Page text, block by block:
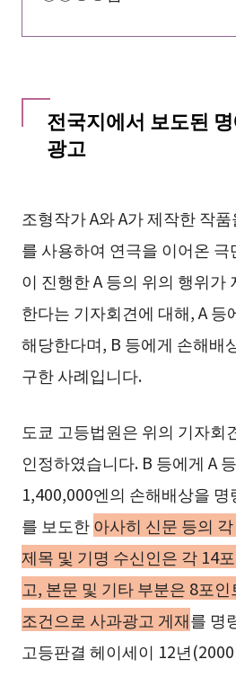
전국지에서 보도된
광고
조형작가 A와 A가 제작한 작
를 사용하여 연극을 이어온
이 진행한 A 등의 위의 행위가
한다는 기자회견에 대해, A 등
해당한다며, B 등에게 손해배
구한 사례입니다.
도쿄 고등법원은 위의 기자회
인정하였습니다. B 등에게 A
1,400,000엔의 손해배상을
를 보도한아사히 신문 등의
제목 및 기명 수신인은 각 14
고, 본문 및 기타 부분은 8포
조건으로 사과광고 게재를 명
고등판결 헤이세이 12년